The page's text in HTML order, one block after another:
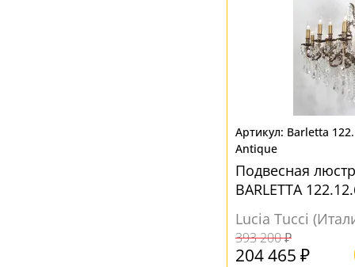
Barletta
Antique
Подвесная
BARLETTA
Lucia Tucci
393 200 ₽
204 465 ₽